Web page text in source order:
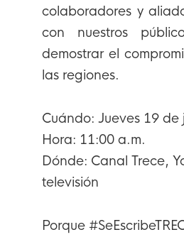
colaboradores y
con nuestros
demostrar el
las regiones.
Cuándo: Jueves 19 de
Hora: 11:00 a.m.
Dónde: Canal Trece,
televisión
Porque